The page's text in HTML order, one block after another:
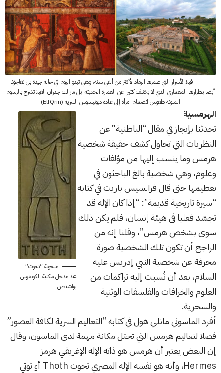
فيلا الأسرار التي طمرها الرماد لأكثر من ألفي سنة، وهي تبدو اليوم في حالة جيدة بل تفاجؤنا
أيضا بطرازها المعماري الذي لا يختلف كثيرا عن العمارة الحديثة، بل مازالت جدران الفيلا تشرح بالرسوم
الملونة طقوس انضمام امرأة إلى عبادة ديونيسوس السرية (ElfQrin)
منحوتة “تحوت”
عند مدخل مكتبة الكونغرس
بواشنطن
الهرمسية
تحدثنا بإيجاز في مقال “الباطنية” عن
النظريات التي تحاول كشف حقيقة شخصية
هرمس وما ينسب إليها من مؤلفات
وعلوم، وهي شخصية بالغ الباحثون في
تعظيمها حتى قال فرانسيس باريت في كتابه
“سيرة تاريخية قديمة”: “إذا كان الإله قد
تجسّد فعليا في هيئة إنسان، فلم يكن ذلك
سوى بشخص هرمس”، وقلنا إنه من
الراجح أن تكون تلك الشخصية صورة
محرفة عن شخصية النبي إدريس عليه
السلام، بعد أن نُسبت إليه تراكمات من
العلوم والخرافات والفلسفات الوثنية
والسحرية.
أفرد الماسوني مانلي هول في كتابه “التعاليم السرية لكافة العصور”
فصلا لتعاليم هرمس التي تحتل مكانة مهمة لدى الماسون، وقال
إن البعض يعتبر أن هرمس هو ذاته الإله الإغريقي هرمز
Hermes، وأنه هو نفسه الإله المصري تحوت Thoth أو توتي